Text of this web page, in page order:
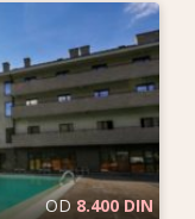
OD 8.400 DIN